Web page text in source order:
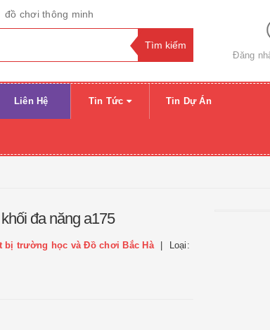
đồ chơi thông minh
Đăng
Liên Hệ Tin Tức Tin Dự Án
đa năng a175
bị trường học và Đồ chơi Bắc Hà
Loại: